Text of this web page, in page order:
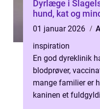
Dyrlæge i
hund, kat og
01 januar 2026
inspiration
En god dyreklinik
blodprøver,
mange familier er
kaninen et